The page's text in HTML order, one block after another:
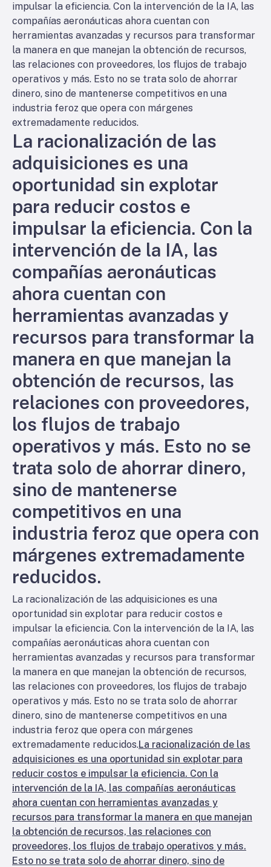
impulsar la eficiencia. Con la intervención de la IA, las
compañías aeronáuticas ahora cuentan con
herramientas avanzadas y recursos para transformar
la manera en que manejan la obtención de recursos,
las relaciones con proveedores, los flujos de trabajo
operativos y más. Esto no se trata solo de ahorrar
dinero, sino de mantenerse competitivos en una
industria feroz que opera con márgenes
extremadamente reducidos.
La racionalización de las
adquisiciones es una
oportunidad sin explotar
para reducir costos e
impulsar la eficiencia. Con la
intervención de la IA, las
compañías aeronáuticas
ahora cuentan con
herramientas avanzadas y
recursos para transformar la
manera en que manejan la
obtención de recursos, las
relaciones con proveedores,
los flujos de trabajo
operativos y más. Esto no se
trata solo de ahorrar dinero,
sino de mantenerse
competitivos en una
industria feroz que opera con
márgenes extremadamente
reducidos.
La racionalización de las adquisiciones es una
oportunidad sin explotar para reducir costos e
impulsar la eficiencia. Con la intervención de la IA, las
compañías aeronáuticas ahora cuentan con
herramientas avanzadas y recursos para transformar
la manera en que manejan la obtención de recursos,
las relaciones con proveedores, los flujos de trabajo
operativos y más. Esto no se trata solo de ahorrar
dinero, sino de mantenerse competitivos en una
industria feroz que opera con márgenes
extremadamente reducidos.La racionalización de las
adquisiciones es una oportunidad sin explotar para
reducir costos e impulsar la eficiencia. Con la
intervención de la IA, las compañías aeronáuticas
ahora cuentan con herramientas avanzadas y
recursos para transformar la manera en que manejan
la obtención de recursos, las relaciones con
proveedores, los flujos de trabajo operativos y más.
Esto no se trata solo de ahorrar dinero, sino de